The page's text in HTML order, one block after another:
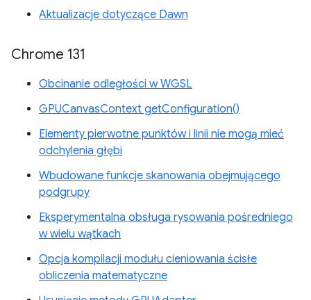
Aktualizacje dotyczące Dawn
Chrome 131
Obcinanie odległości w WGSL
GPUCanvasContext getConfiguration()
Elementy pierwotne punktów i linii nie mogą mieć
odchylenia głębi
Wbudowane funkcje skanowania obejmującego
podgrupy
Eksperymentalna obsługa rysowania pośredniego
w wielu wątkach
Opcja kompilacji modułu cieniowania ścisłe
obliczenia matematyczne